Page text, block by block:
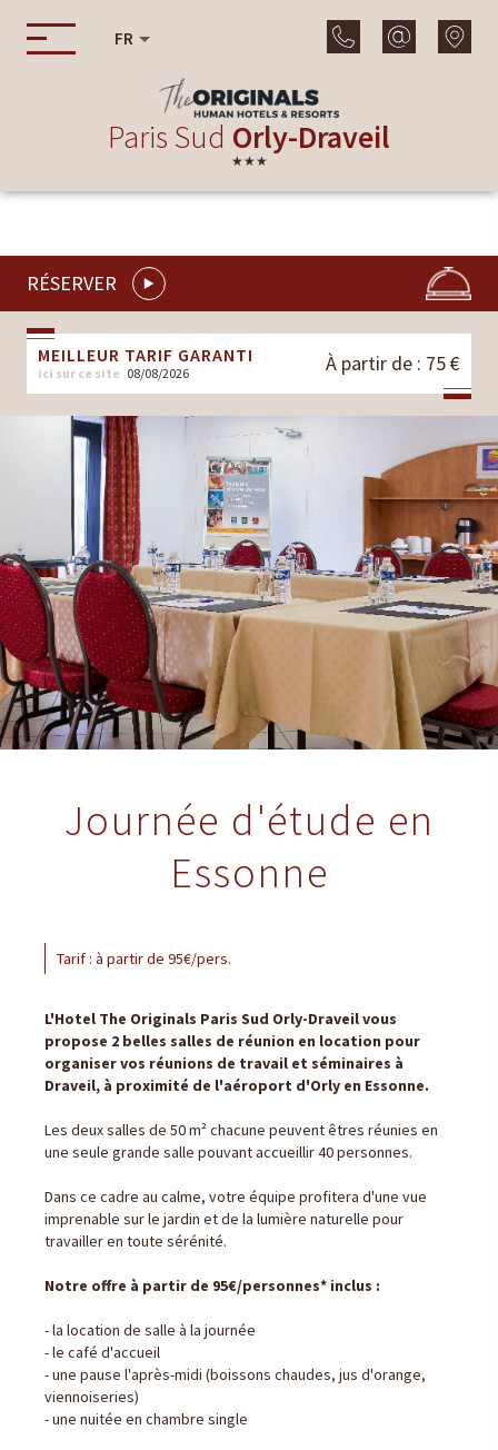
FR
Paris Sud Orly-Draveil
★★★
RÉSERVER
MEILLEUR TARIF GARANTI
ici sur ce site 08/08/2026 À partir de : 75 €
Journée d'étude en
Essonne
Tarif : à partir de 95€/pers.
L'Hotel The Originals Paris Sud Orly-Draveil vous
propose 2 belles salles de réunion en location pour
organiser vos réunions de travail et séminaires à
Draveil, à proximité de l'aéroport d'Orly en Essonne.
Les deux salles de 50 m² chacune peuvent êtres réunies en
une seule grande salle pouvant accueillir 40 personnes.
Dans ce cadre au calme, votre équipe profitera d'une vue
imprenable sur le jardin et de la lumière naturelle pour
travailler en toute sérénité.
Notre offre à partir de 95€/personnes* inclus :
- la location de salle à la journée
- le café d'accueil
- une pause l'après-midi (boissons chaudes, jus d'orange,
viennoiseries)
- une nuitée en chambre single